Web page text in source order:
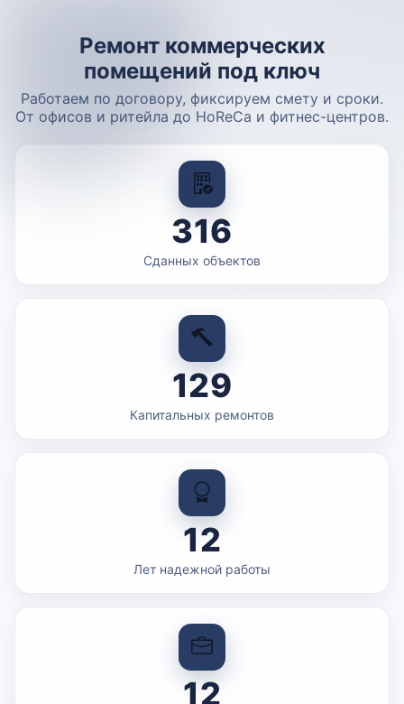
Ремонт коммерческих
помещений под ключ
Работаем по договору, фиксируем смету и сроки.
От офисов и ритейла до HoReCa и фитнес-центров.
316
Сданных объектов
129
Капитальных ремонтов
12
Лет надежной работы
12